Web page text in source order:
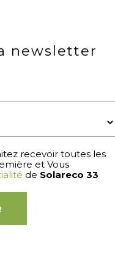
newsletter
recevoir toutes les
et Vous
de Solareco 33